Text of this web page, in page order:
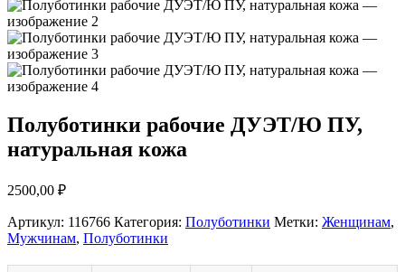
Полуботинки рабочие ДУЭТ/Ю ПУ,
натуральная кожа
2500,00 ₽
Артикул: 116766 Категория: Полуботинки Метки: Женщинам,
Мужчинам, Полуботинки